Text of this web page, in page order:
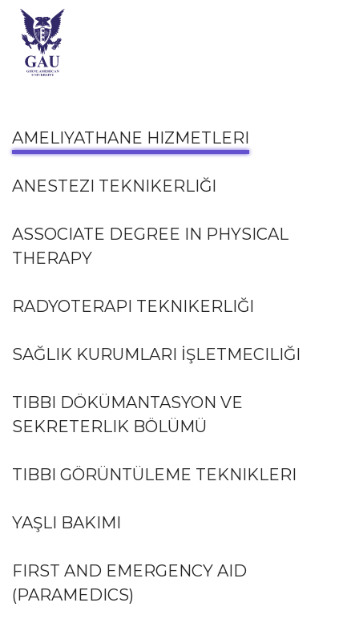
AMELIYATHANE HIZMETLERI
ANESTEZI TEKNIKERLIĞI
ASSOCIATE DEGREE IN PHYSICAL
THERAPY
RADYOTERAPI TEKNIKERLIĞI
SAĞLIK KURUMLARI İŞLETMECILIĞI
TIBBI DÖKÜMANTASYON VE
SEKRETERLIK BÖLÜMÜ
TIBBI GÖRÜNTÜLEME TEKNIKLERI
YAŞLI BAKIMI
FIRST AND EMERGENCY AID
(PARAMEDICS)